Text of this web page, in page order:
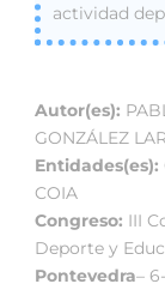
actividad
Autor(es):
GONZÁLEZ
Entidades(es):
COIA
Congreso: III
Deporte y
Pontevedra–